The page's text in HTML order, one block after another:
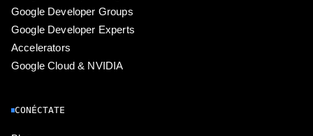
Google Developer Groups
Google Developer Experts
Accelerators
Google Cloud & NVIDIA
CONÉCTATE